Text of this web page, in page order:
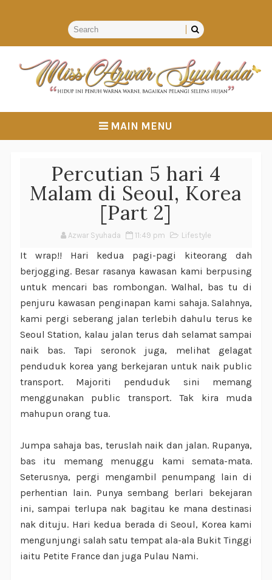
MAIN MENU
Percutian 5 hari 4
Malam di Seoul, Korea
[Part 2]
Azwar Syuhada 11:49 pm Lifestyle
It wrap!! Hari kedua pagi-pagi kiteorang dah
berjogging. Besar rasanya kawasan kami berpusing
untuk mencari bas rombongan. Walhal, bas tu di
penjuru kawasan penginapan kami sahaja. Salahnya,
kami pergi seberang jalan terlebih dahulu terus ke
Seoul Station, kalau jalan terus dah selamat sampai
naik bas. Tapi seronok juga, melihat gelagat
penduduk korea yang berkejaran untuk naik public
transport. Majoriti penduduk sini memang
menggunakan public transport. Tak kira muda
mahupun orang tua.
Jumpa sahaja bas, teruslah naik dan jalan. Rupanya,
bas itu memang menuggu kami semata-mata.
Seterusnya, pergi mengambil penumpang lain di
perhentian lain. Punya sembang berlari bekejaran
ini, sampai terlupa nak bagitau ke mana destinasi
nak dituju. Hari kedua berada di Seoul, Korea kami
mengunjungi salah satu tempat ala-ala Bukit Tinggi
iaitu Petite France dan juga Pulau Nami.